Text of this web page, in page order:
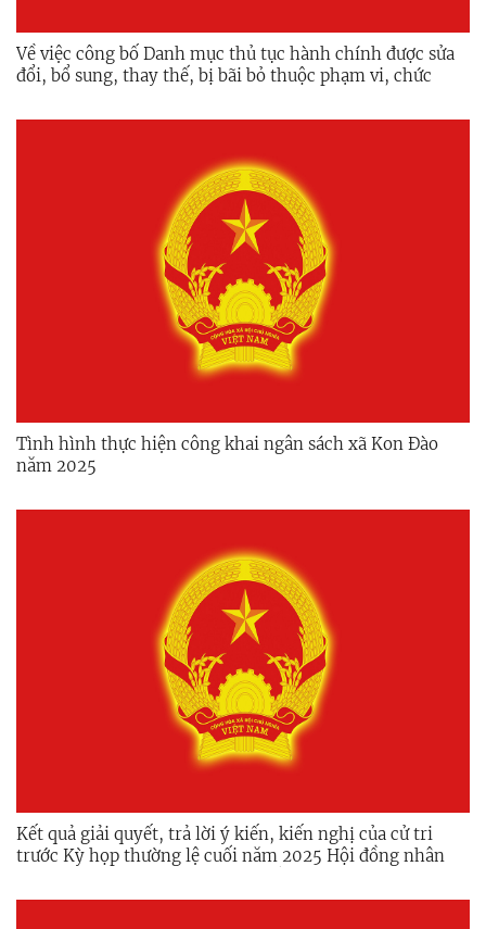
Về việc công bố Danh mục thủ tục hành chính được sửa
đổi, bổ sung, thay thế, bị bãi bỏ thuộc phạm vi, chức
Tình hình thực hiện công khai ngân sách xã Kon Đào
năm 2025
Kết quả giải quyết, trả lời ý kiến, kiến nghị của cử tri
trước Kỳ họp thường lệ cuối năm 2025 Hội đồng nhân